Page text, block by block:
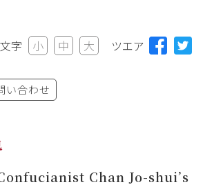
文字 小 中 大 ツエア
い合わせ
Chan Jo-shui’s